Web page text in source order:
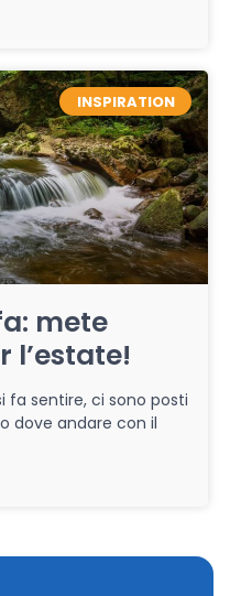
INSPIRATION
mete
l’estate!
fa sentire, ci sono posti
dove andare con il